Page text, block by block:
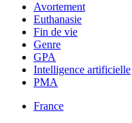
Avortement
Euthanasie
Fin de vie
Genre
GPA
Intelligence artificielle
PMA
France